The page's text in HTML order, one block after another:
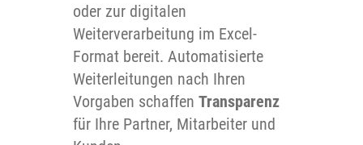
oder zur digitalen
Weiterverarbeitung im Excel-
Format bereit. Automatisierte
Weiterleitungen nach Ihren
Vorgaben schaffen Transparenz
für Ihre Partner, Mitarbeiter und